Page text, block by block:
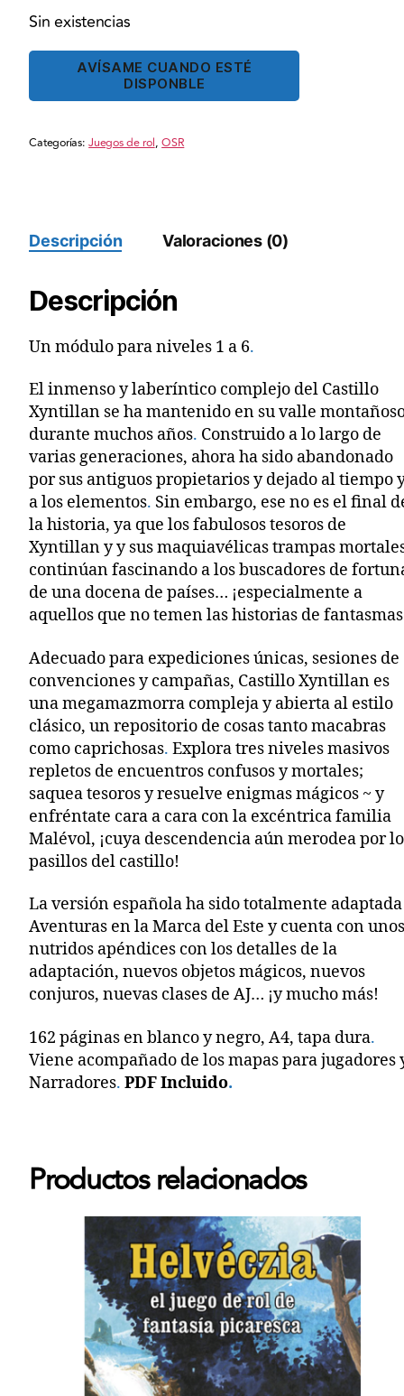
Sin existencias
AVÍSAME CUANDO ESTÉ
DISPONBLE
Categorías:Juegos de rol,OSR
Descripción Valoraciones (0)
Descripción
Un módulo para niveles 1 a 6.
El inmenso y laberíntico complejo del Castillo
Xyntillan se ha mantenido en su valle
durante muchos años. Construido a lo largo de
varias generaciones, ahora ha sido abandonado
por sus antiguos propietarios y dejado al tiempo
a los elementos. Sin embargo, ese no es el final
la historia, ya que los fabulosos tesoros de
Xyntillan y y sus maquiavélicas trampas
continúan fascinando a los buscadores de
de una docena de países… ¡especialmente a
aquellos que no temen las historias de
Adecuado para expediciones únicas, sesiones de
convenciones y campañas, Castillo Xyntillan es
una megamazmorra compleja y abierta al estilo
clásico, un repositorio de cosas tanto macabras
como caprichosas. Explora tres niveles masivos
repletos de encuentros confusos y mortales;
saquea tesoros y resuelve enigmas mágicos ~ y
enfréntate cara a cara con la excéntrica familia
Malévol, ¡cuya descendencia aún merodea por
pasillos del castillo!
La versión española ha sido totalmente
Aventuras en la Marca del Este y cuenta con
nutridos apéndices con los detalles de la
adaptación, nuevos objetos mágicos, nuevos
conjuros, nuevas clases de AJ… ¡y mucho más!
162 páginas en blanco y negro, A4, tapa dura.
Viene acompañado de los mapas para jugadores
Narradores. PDF Incluido.
Productos relacionados